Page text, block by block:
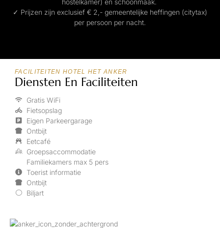
✓ Prijzen zijn exclusief € 2,- gemeentelijke heffingen (citytax)
per persoon per nacht.
FACILITEITEN HOTEL HET ANKER
Diensten En Faciliteiten
Gratis WiFi
Fietsopslag
Eigen Parkeergarage
Ontbijt
Eetcafé
Groepsaccommodatie
Familiekamers max 5 pers
Toerist informatie
Ontbijt
Biljart